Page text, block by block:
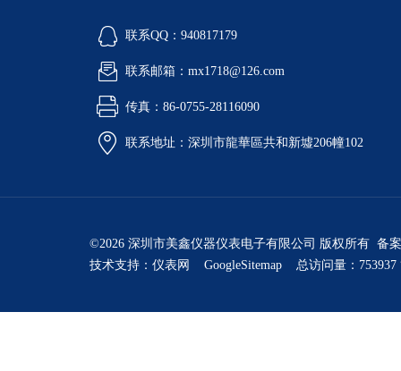
联系QQ：940817179
联系邮箱：mx1718@126.com
传真：86-0755-28116090
联系地址：深圳市龍華區共和新墟206幢102
©2026 深圳市美鑫仪器仪表电子有限公司 版权所有 备
技术支持： 仪表网 GoogleSitemap 总访问量：753937